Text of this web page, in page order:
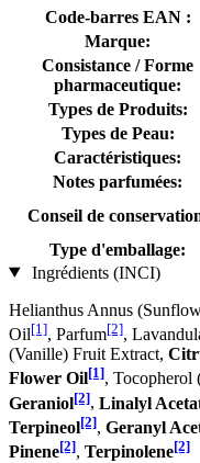
Code-barres EAN :
Marque:
Consistance / Forme
pharmaceutique:
Types de Produits:
Types de Peau:
Caractéristiques:
Notes parfumées:
Conseil de
Type d'emballage:
Ingrédients (INCI)
Helianthus Annus
Oil[1], Parfum[2],
(Vanille) Fruit Extract,
Flower Oil[1], Tocopherol
Geraniol[2], Linalyl
Terpineol[2], Geranyl
Pinene[2], Terpinolene[2]